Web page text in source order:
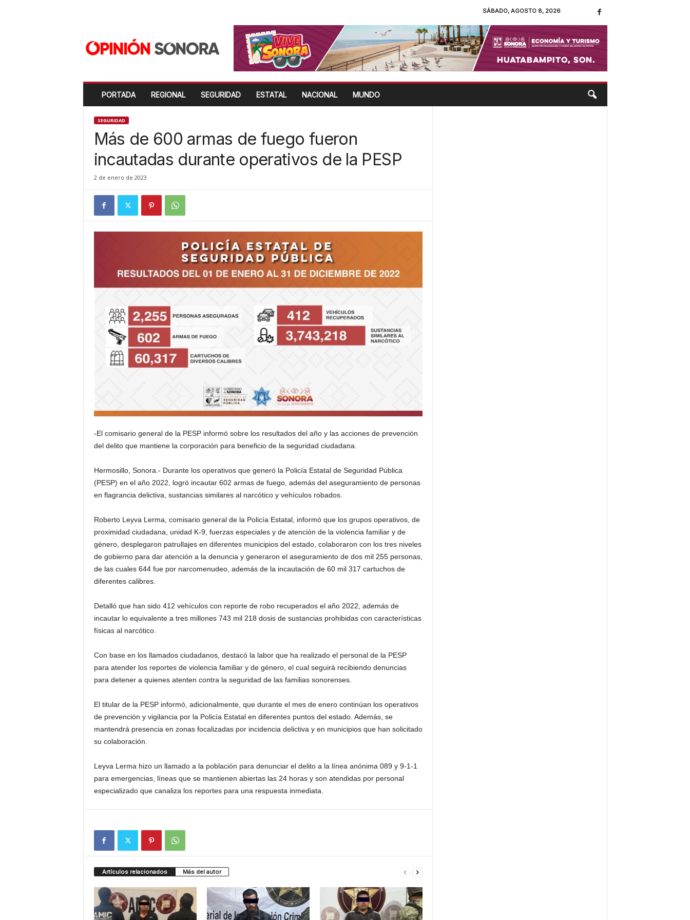
SÁBADO, AGOSTO 8, 2026
PORTADA REGIONAL SEGURIDAD ESTATAL NACIONAL MUNDO
SEGURIDAD
Más de 600 armas de fuego fueron
incautadas durante operativos de la PESP
2 de enero de 2023
-El comisario general de la PESP informó sobre los resultados del año y las acciones de prevención
del delito que mantiene la corporación para beneficio de la seguridad ciudadana.
Hermosillo, Sonora.- Durante los operativos que generó la Policía Estatal de Seguridad Pública
(PESP) en el año 2022, logró incautar 602 armas de fuego, además del aseguramiento de personas
en flagrancia delictiva, sustancias similares al narcótico y vehículos robados.
Roberto Leyva Lerma, comisario general de la Policía Estatal, informó que los grupos operativos, de
proximidad ciudadana, unidad K-9, fuerzas especiales y de atención de la violencia familiar y de
género, desplegaron patrullajes en diferentes municipios del estado, colaboraron con los tres niveles
de gobierno para dar atención a la denuncia y generaron el aseguramiento de dos mil 255 personas,
de las cuales 644 fue por narcomenudeo, además de la incautación de 60 mil 317 cartuchos de
diferentes calibres.
Detalló que han sido 412 vehículos con reporte de robo recuperados el año 2022, además de
incautar lo equivalente a tres millones 743 mil 218 dosis de sustancias prohibidas con características
físicas al narcótico.
Con base en los llamados ciudadanos, destacó la labor que ha realizado el personal de la PESP
para atender los reportes de violencia familiar y de género, el cual seguirá recibiendo denuncias
para detener a quienes atenten contra la seguridad de las familias sonorenses.
El titular de la PESP informó, adicionalmente, que durante el mes de enero continúan los operativos
de prevención y vigilancia por la Policía Estatal en diferentes puntos del estado. Además, se
mantendrá presencia en zonas focalizadas por incidencia delictiva y en municipios que han solicitado
su colaboración.
Leyva Lerma hizo un llamado a la población para denunciar el delito a la línea anónima 089 y 9-1-1
para emergencias, líneas que se mantienen abiertas las 24 horas y son atendidas por personal
especializado que canaliza los reportes para una respuesta inmediata.
Artículos relacionados Más del autor